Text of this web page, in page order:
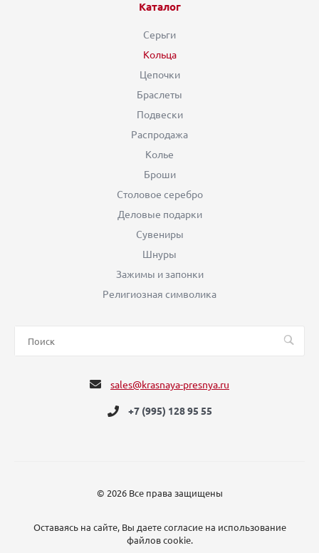
Каталог
Серьги
Кольца
Цепочки
Браслеты
Подвески
Распродажа
Колье
Броши
Столовое серебро
Деловые подарки
Сувениры
Шнуры
Зажимы и запонки
Религиозная символика
sales@krasnaya-presnya.ru
+7 (995) 128 95 55
© 2026 Все права защищены
Оставаясь на сайте, Вы даете согласие на использование
файлов cookie.